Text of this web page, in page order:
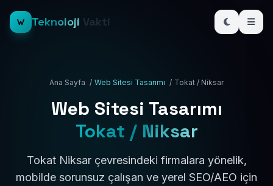
Teknoloji Vakti
Ana Sayfa / Web Sitesi Tasarımı / Tokat / Niksar
Web Sitesi Tasarımı
Tokat / Niksar
Tokat Niksar çevresindeki firmalara yönelik,
mobilde sorunsuz çalışan ve yerel SEO/AEO için